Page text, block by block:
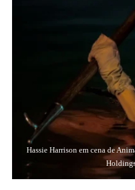
Hassie Harrison em cena de